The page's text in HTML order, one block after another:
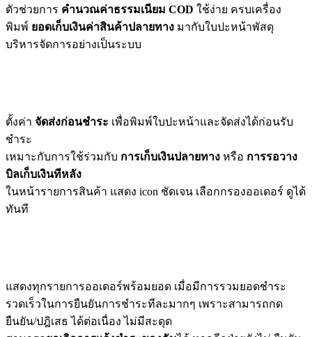
ตัวช่วยการ คำนวณค่าธรรมเนียม COD ใช้ง่าย ครบเครื่อง
พิมพ์ ยอดเก็บเงินค่าสินค้าปลายทาง มากับใบปะหน้าพัสดุ
บริหารจัดการอย่างเป็นระบบ
ตั้งค่า จัดส่งก่อนชำระ เพื่อพิมพ์ใบปะหน้าและจัดส่งได้ก่อนรับ
ชำระ
เหมาะกับการใช้ร่วมกับ การเก็บเงินปลายทาง หรือ การรอวาง
บิลเก็บเงินทีหลัง
ในหน้ารายการสินค้า แสดง icon ชัดเจน เลือกกรองออเดอร์ ดูได้
ทันที
แสดงทุกรายการออเดอร์พร้อมยอด เมื่อมีการรวมยอดชำระ
รวดเร็วในการยืนยันการชำระทีละมากๆ เพราะสามารถกด
ยืนยัน/ปฎิเสธ ได้ต่อเนื่อง ไม่มีสะดุด